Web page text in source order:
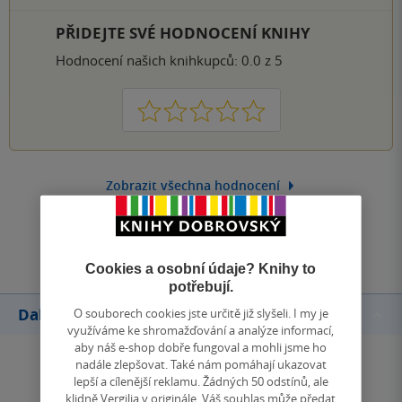
PŘIDEJTE SVÉ HODNOCENÍ KNIHY
Hodnocení našich knihkupců: 0.0 z 5
1 2 3 4 5
Zobrazit všechna hodnocení
Přidat hodnocení
Další knihy autora
Cookies a osobní údaje? Knihy to
potřebují.
O souborech cookies jste určitě již slyšeli. I my je
využíváme ke shromažďování a analýze informací,
aby náš e-shop dobře fungoval a mohli jsme ho
nadále zlepšovat. Také nám pomáhají ukazovat
lepší a cílenější reklamu. Žádných 50 odstínů, ale
klidně Vergilia v originále. Váš souhlas může předat